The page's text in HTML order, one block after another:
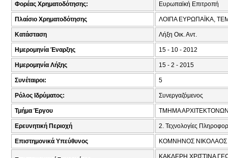
Φορέας Χρηματοδότησης: Ευρωπαϊκή Επιτροπή
Πλαίσιο Χρηματοδότησης ΛΟΙΠΑ ΕΥΡΩΠΑΪΚΑ,
Κατάσταση Λήξη Οικ. Αντ.
Ημερομηνία Έναρξης 15 - 10 - 2012
Ημερομηνία Λήξης 15 - 2 - 2015
Συνέταιροι: 5
Ρόλος Ιδρύματος: Συνεργαζόμενος
Τμήμα Έργου ΤΜΗΜΑ
Ερευνητική Περιοχή 2. Τεχνολογίες
Επιστημονικά Υπεύθυνος ΚΟΜΝΗΝΟΣ ΝΙΚΟΛΑΟΣ
ΚΑΚΔΕΡΗ ΧΡΙΣΤΙΝΑ